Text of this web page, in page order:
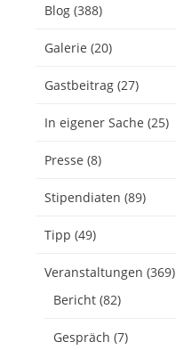
Blog (388)
Galerie (20)
Gastbeitrag (27)
In eigener Sache (25)
Presse (8)
Stipendiaten (89)
Tipp (49)
Veranstaltungen (369)
Bericht (82)
Gespräch (7)